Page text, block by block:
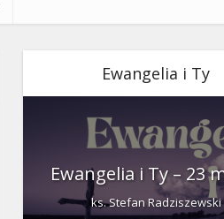
Ewangelia i Ty
Ewangelia i Ty – 23
ks. Stefan Radziszewski